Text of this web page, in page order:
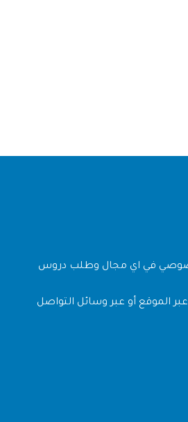
في اي مجال وطلب دروس
الموقع أو عبر وسائل التواصل